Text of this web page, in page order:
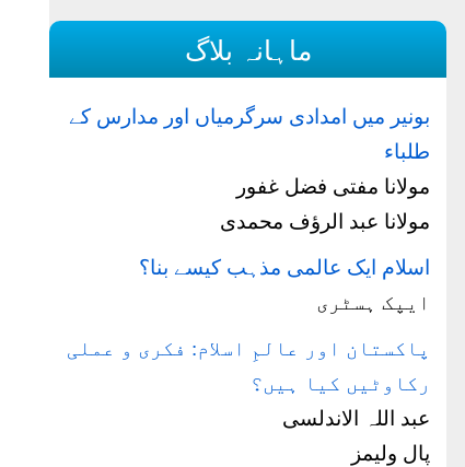
ماہانہ بلاگ
بونیر میں امدادی سرگرمیاں اور مدارس کے
طلباء
مولانا مفتی فضل غفور
مولانا عبد الرؤف محمدی
اسلام ایک عالمی مذہب کیسے بنا؟
ایپک ہسٹری
پاکستان اور عالمِ اسلام: فکری و عملی
رکاوٹیں کیا ہیں؟
عبد اللہ الاندلسی
پال ولیمز